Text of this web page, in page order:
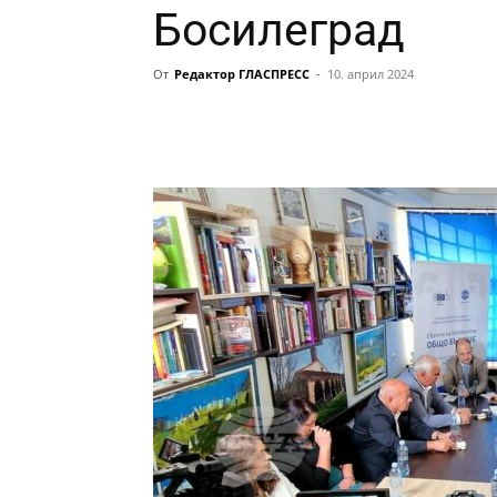
Босилеград
От Редактор ГЛАСПРЕСС - 10. април 2024